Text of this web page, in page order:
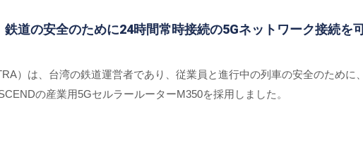
鉄道の安全のために24時間常時接続の5Gネットワーク接続を
）は、台湾の鉄道運営者であり、従業員と進行中の列車の安全のため
の産業用5GセルラールーターM350を採用しました。